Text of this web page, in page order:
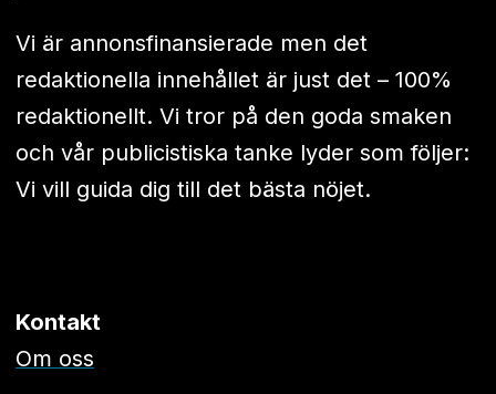
Vi är annonsfinansierade men det
redaktionella innehållet är just det – 100%
redaktionellt. Vi tror på den goda smaken
och vår publicistiska tanke lyder som följer:
Vi vill guida dig till det bästa nöjet.
Kontakt
Om oss